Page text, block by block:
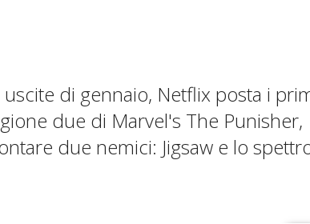
di gennaio, Netflix posta i
due di Marvel's The Punisher,
due nemici: Jigsaw e lo